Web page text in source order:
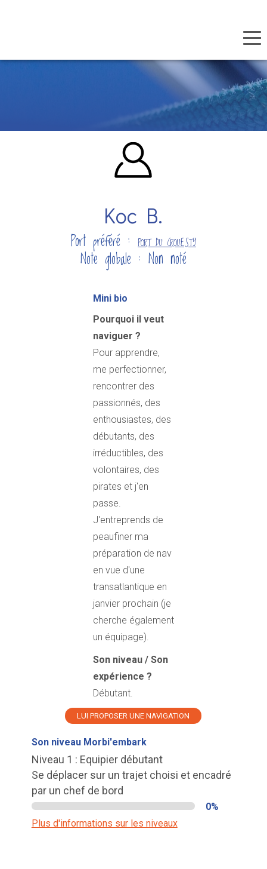
Koc B.
Port préféré : PORT DU CROUESTY
Note globale : Non noté
Mini bio
Pourquoi il veut
naviguer ?
Pour apprendre,
me perfectionner,
rencontrer des
passionnés, des
enthousiastes, des
débutants, des
irréductibles, des
volontaires, des
pirates et j'en
passe.
J'entreprends de
peaufiner ma
préparation de nav
en vue d'une
transatlantique en
janvier prochain (je
cherche également
un équipage).
Son niveau / Son
expérience ?
Débutant.
LUI PROPOSER UNE NAVIGATION
Son niveau Morbi'embark
Niveau 1 : Equipier débutant
Se déplacer sur un trajet choisi et encadré
par un chef de bord
0%
Plus d'informations sur les niveaux